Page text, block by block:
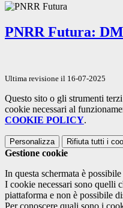
PNRR Futura:
Ultima revisione il 16-07-2025
Questo sito o gli strumenti
cookie necessari al
COOKIE POLICY.
Personalizza Rifiuta tutti i
Gestione cookie
In questa schermata è
I cookie necessari sono quelli
piattaforma e non è possibile
Per conoscere quali sono i